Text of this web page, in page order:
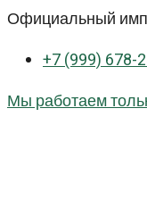
Перейти
контенту
Официальный
+7 (999) 678-
Мы работаем